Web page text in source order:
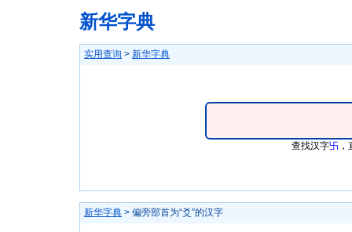
新华字典
实用查询 > 新华字典
查找汉字卐
新华字典 > 偏旁部首为“爻”的汉字